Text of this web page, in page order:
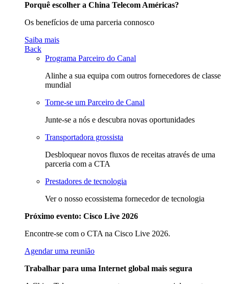
Porquê escolher a China Telecom Américas?
Os benefícios de uma parceria connosco
Saiba mais
Back
Programa Parceiro do Canal
Alinhe a sua equipa com outros fornecedores de classe
mundial
Torne-se um Parceiro de Canal
Junte-se a nós e descubra novas oportunidades
Transportadora grossista
Desbloquear novos fluxos de receitas através de uma
parceria com a CTA
Prestadores de tecnologia
Ver o nosso ecossistema fornecedor de tecnologia
Próximo evento: Cisco Live 2026
Encontre-se com o CTA na Cisco Live 2026.
Agendar uma reunião
Trabalhar para uma Internet global mais segura